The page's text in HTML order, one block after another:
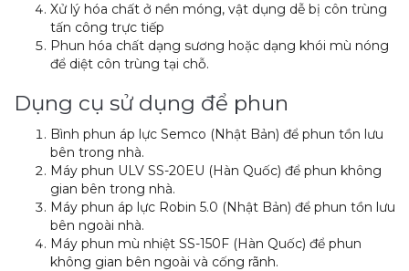
Xử lý hóa chất ở nền móng, vật dụng dễ bị côn trùng
tấn công trực tiếp
Phun hóa chất dạng sương hoặc dạng khói mù nóng
để diệt côn trùng tại chỗ.
Dụng cụ sử dụng để phun
Bình phun áp lực Semco (Nhật Bản) để phun tồn lưu
bên trong nhà.
Máy phun ULV SS-20EU (Hàn Quốc) để phun không
gian bên trong nhà.
Máy phun áp lực Robin 5.0 (Nhật Bản) để phun tồn lưu
bên ngoài nhà.
Máy phun mù nhiệt SS-150F (Hàn Quốc) để phun
không gian bên ngoài và cống rãnh.